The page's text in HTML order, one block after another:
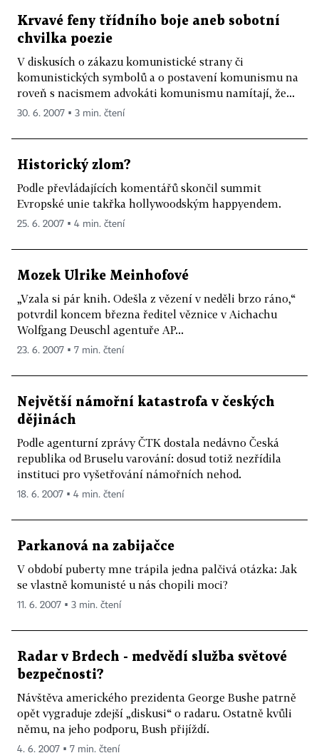
Krvavé feny třídního boje aneb sobotní
chvilka poezie
V diskusích o zákazu komunistické strany či
komunistických symbolů a o postavení komunismu na
roveň s nacismem advokáti komunismu namítají, že...
30. 6. 2007 ▪ 3 min. čtení
Historický zlom?
Podle převládajících komentářů skončil summit
Evropské unie takřka hollywoodským happyendem.
25. 6. 2007 ▪ 4 min. čtení
Mozek Ulrike Meinhofové
„Vzala si pár knih. Odešla z vězení v neděli brzo ráno,“
potvrdil koncem března ředitel věznice v Aichachu
Wolfgang Deuschl agentuře AP...
23. 6. 2007 ▪ 7 min. čtení
Největší námořní katastrofa v českých
dějinách
Podle agenturní zprávy ČTK dostala nedávno Česká
republika od Bruselu varování: dosud totiž nezřídila
instituci pro vyšetřování námořních nehod.
18. 6. 2007 ▪ 4 min. čtení
Parkanová na zabijačce
V období puberty mne trápila jedna palčivá otázka: Jak
se vlastně komunisté u nás chopili moci?
11. 6. 2007 ▪ 3 min. čtení
Radar v Brdech - medvědí služba světové
bezpečnosti?
Návštěva amerického prezidenta George Bushe patrně
opět vygraduje zdejší „diskusi“ o radaru. Ostatně kvůli
němu, na jeho podporu, Bush přijíždí.
4. 6. 2007 ▪ 7 min. čtení